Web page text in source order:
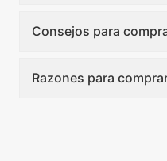
Consejos para
Razones para